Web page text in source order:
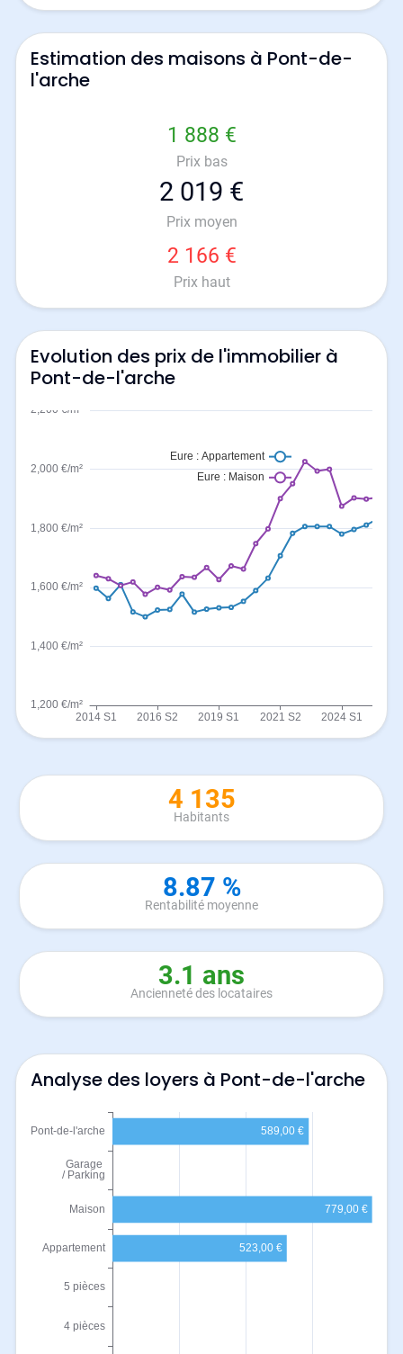
Estimation des maisons à Pont-de-
l'arche
1 888 €
Prix bas
2 019 €
Prix moyen
2 166 €
Prix haut
Evolution des prix de l'immobilier à
Pont-de-l'arche
4 135
Habitants
8.87 %
Rentabilité moyenne
3.1 ans
Ancienneté des locataires
Analyse des loyers à Pont-de-l'arche